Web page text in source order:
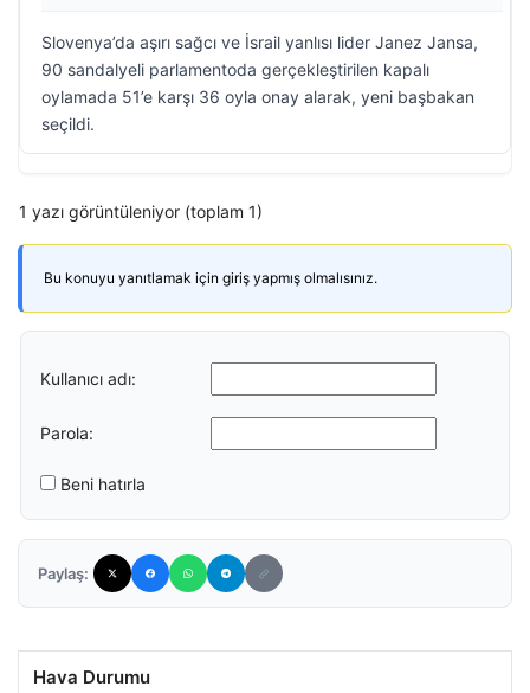
Slovenya’da aşırı sağcı ve İsrail yanlısı lider Janez Jansa,
90 sandalyeli parlamentoda gerçekleştirilen kapalı
oylamada 51’e karşı 36 oyla onay alarak, yeni başbakan
seçildi.
1 yazı görüntüleniyor (toplam 1)
Bu konuyu yanıtlamak için giriş yapmış olmalısınız.
Kullanıcı adı:
Parola:
Beni hatırla
Paylaş:
Hava Durumu